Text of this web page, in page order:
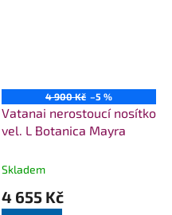
4 900 Kč –5 %
Vatanai nerostoucí nosítko
vel. L Botanica Mayra
Skladem
4 655 Kč